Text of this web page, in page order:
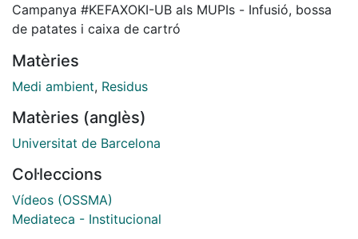
Campanya #KEFAXOKI-UB als MUPIs - Infusió, bossa
de patates i caixa de cartró
Matèries
Medi ambient, Residus
Matèries (anglès)
Universitat de Barcelona
Col·leccions
Vídeos (OSSMA)
Mediateca - Institucional